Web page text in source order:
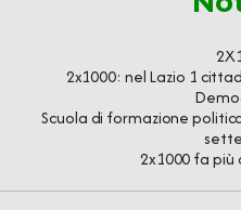
2x1000: nel Lazio 1
Scuola di formazione
2x1000 fa più